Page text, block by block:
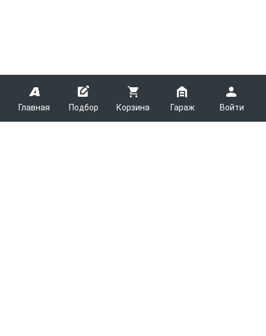
Главная Подбор Корзина Гараж Войти